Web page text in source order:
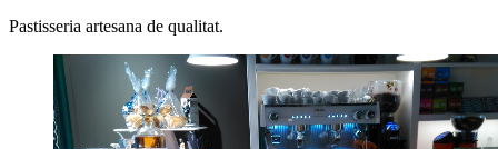
Pastisseria artesana de qualitat.